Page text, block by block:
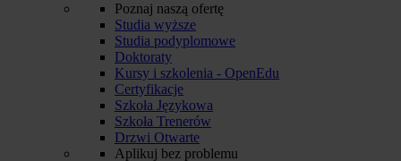
Poznaj naszą ofertę
Studia wyższe
Studia podyplomowe
Doktoraty
Kursy i szkolenia - OpenEdu
Certyfikacje
Szkoła Językowa
Szkoła Trenerów
Drzwi Otwarte
Aplikuj bez problemu